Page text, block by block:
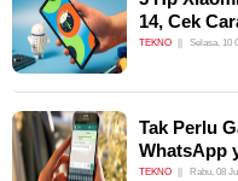
14, Cek
TEKNO Selasa, 10
Tak Perlu
WhatsApp
TEKNO Rabu, 08